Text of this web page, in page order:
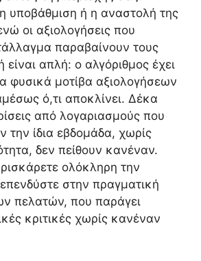
η υποβάθμιση ή η αναστολή της
οι αξιολογήσεις που
παραβαίνουν τους
είναι απλή: ο αλγόριθμος έχει
φυσικά μοτίβα αξιολογήσεων
ό,τι αποκλίνει. Δέκα
από λογαριασμούς που
την ίδια εβδομάδα, χωρίς
δεν πείθουν κανέναν.
ολόκληρη την
στην πραγματική
πελατών, που παράγει
κριτικές χωρίς κανέναν